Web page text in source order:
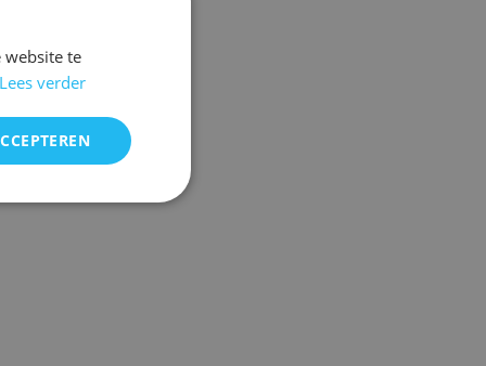
website te
Lees verder